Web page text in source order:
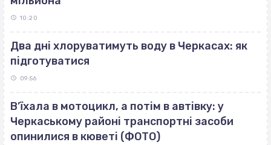
10:20
Два дні хлоруватимуть воду в Черкасах: як
підготуватися
09:56
В’їхала в мотоцикл, а потім в автівку: у
Черкаському районі транспортні засоби
опинилися в кюветі (ФОТО)